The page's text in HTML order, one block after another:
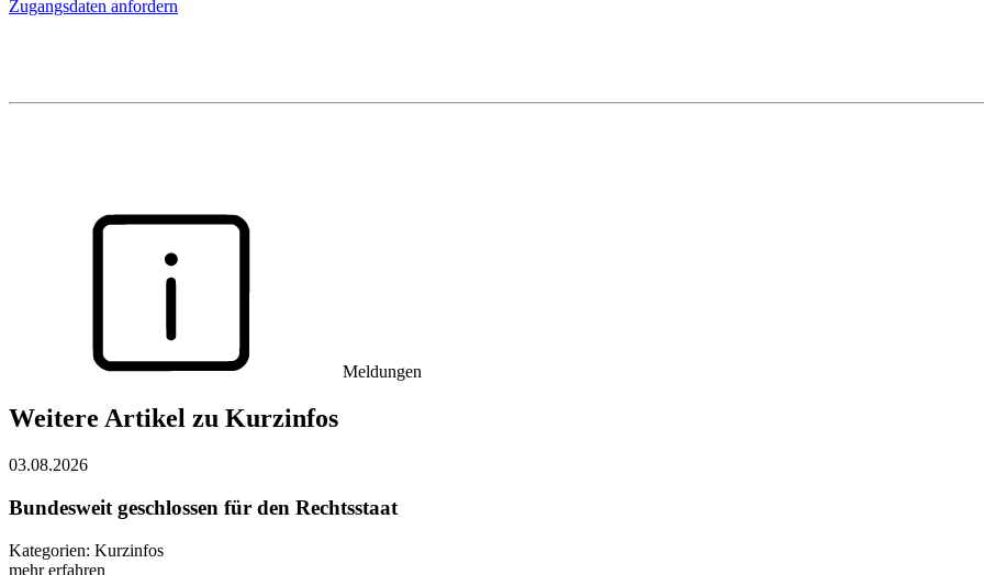
Zugangsdaten anfordern
Meldungen
Weitere Artikel zu Kurzinfos
03.08.2026
Bundesweit geschlossen für den Rechtsstaat
Kategorien: Kurzinfos
mehr erfahren